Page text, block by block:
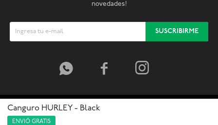
Canguro HURLEY - Black
ENVIÓ GRATIS
novedades!
SUSCRIBIRME
  